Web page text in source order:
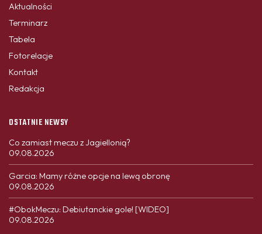
Aktualności
Terminarz
Tabela
Fotorelacje
Kontakt
Redakcja
OSTATNIE NEWSY
Co zamiast meczu z Jagiellonią?
09.08.2026
Garcia: Mamy różne opcje na lewą obronę
09.08.2026
#ObokMeczu: Debiutanckie gole! [WIDEO]
09.08.2026